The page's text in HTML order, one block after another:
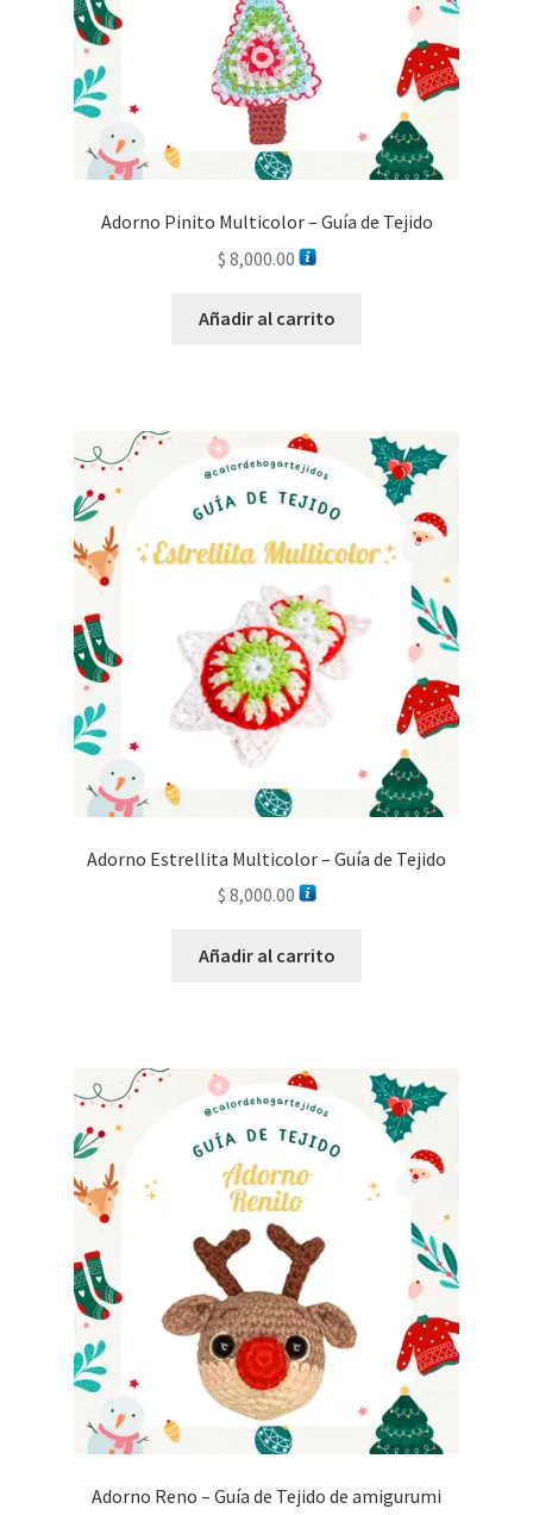
Adorno Pinito Multicolor – Guía de Tejido
$ 8,000.00
Añadir al carrito
Adorno Estrellita Multicolor – Guía de Tejido
$ 8,000.00
Añadir al carrito
Adorno Reno – Guía de Tejido de amigurumi